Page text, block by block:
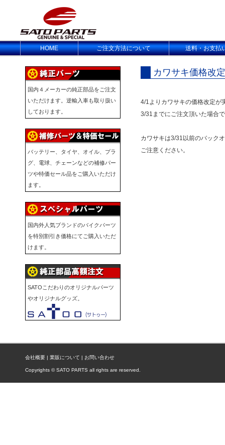
HOME ご注文方法について 送料・お支払
国内４メーカーの純正部品をご注文
いただけます。逆輸入車も取り扱い
しております。
バッテリー、タイヤ、オイル、プラ
グ、電球、チェーンなどの補修パー
ツや特価セール品をご購入いただけ
ます。
国内外人気ブランドのバイクパーツ
を特別割引き価格にてご購入いただ
けます。
SATOこだわりのオリジナルパーツ
やオリジナルグッズ。
カワサキ価格改
4/1よりカワサキの価格改定が
3/31までにご注文頂いた場合
カワサキは3/31以前のバック
ご注意ください。
会社概要 | 業販について | お問い合わせ
Copyrights © SATO PARTS all rights are reserved.